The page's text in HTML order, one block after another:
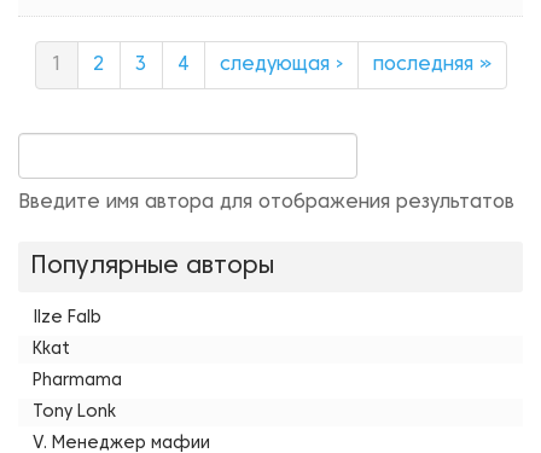
2 3 4 следующая › последняя »
Введите имя автора для отображения результатов
Популярные авторы
Ilze Falb
Kkat
Pharmama
Tony Lonk
V. Менеджер мафии